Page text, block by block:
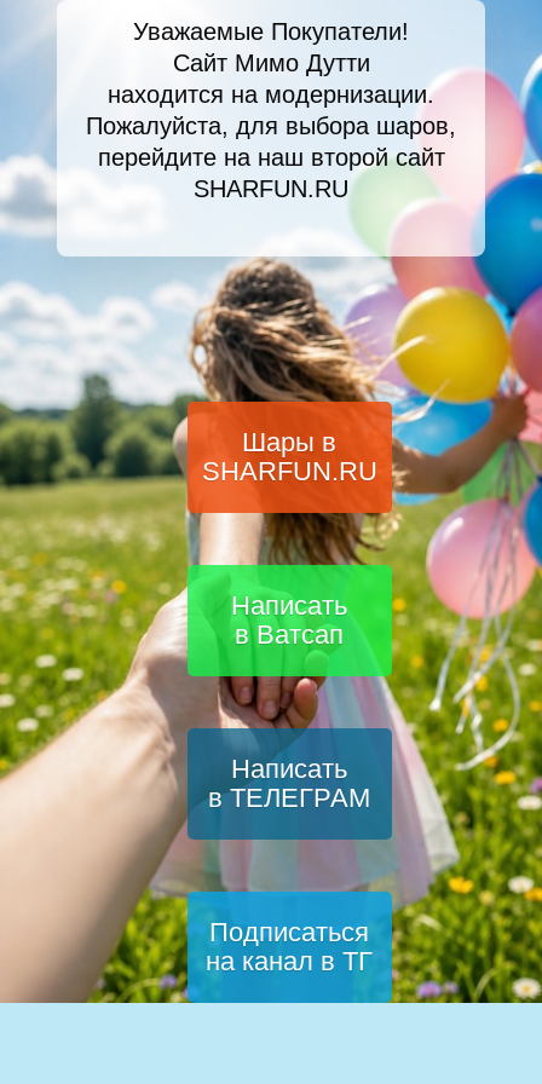
Уважаемые Покупатели!
Сайт Мимо Дутти
находится на модернизации.
Пожалуйста, для выбора шаров,
перейдите на наш второй сайт
SHARFUN.RU
Шары в
SHARFUN.RU
Написать
в Ватсап
Написать
в ТЕЛЕГРАМ
Подписаться
на канал в ТГ